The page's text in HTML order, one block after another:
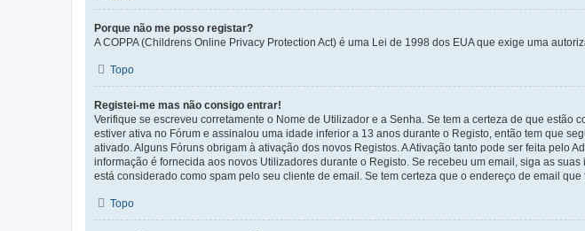
Porque não me posso registar?
A COPPA (Childrens Online Privacy Protection Act) é uma Lei de 1998 dos EUA que exige uma
Topo
Registei-me mas não consigo entrar!
Verifique se escreveu corretamente o Nome de Utilizador e a Senha. Se tem a certeza de que
estiver ativa no Fórum e assinalou uma idade inferior a 13 anos durante o Registo, então tem que
ativado. Alguns Fóruns obrigam à ativação dos novos Registos. A Ativação tanto pode ser feita pelo
informação é fornecida aos novos Utilizadores durante o Registo. Se recebeu um email, siga as
está considerado como spam pelo seu cliente de email. Se tem certeza que o endereço de email
Topo